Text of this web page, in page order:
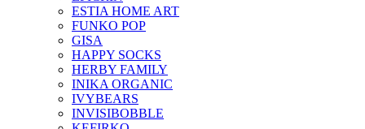
ESTIA HOME ART
FUNKO POP
GISA
HAPPY SOCKS
HERBY FAMILY
INIKA ORGANIC
IVYBEARS
INVISIBOBBLE